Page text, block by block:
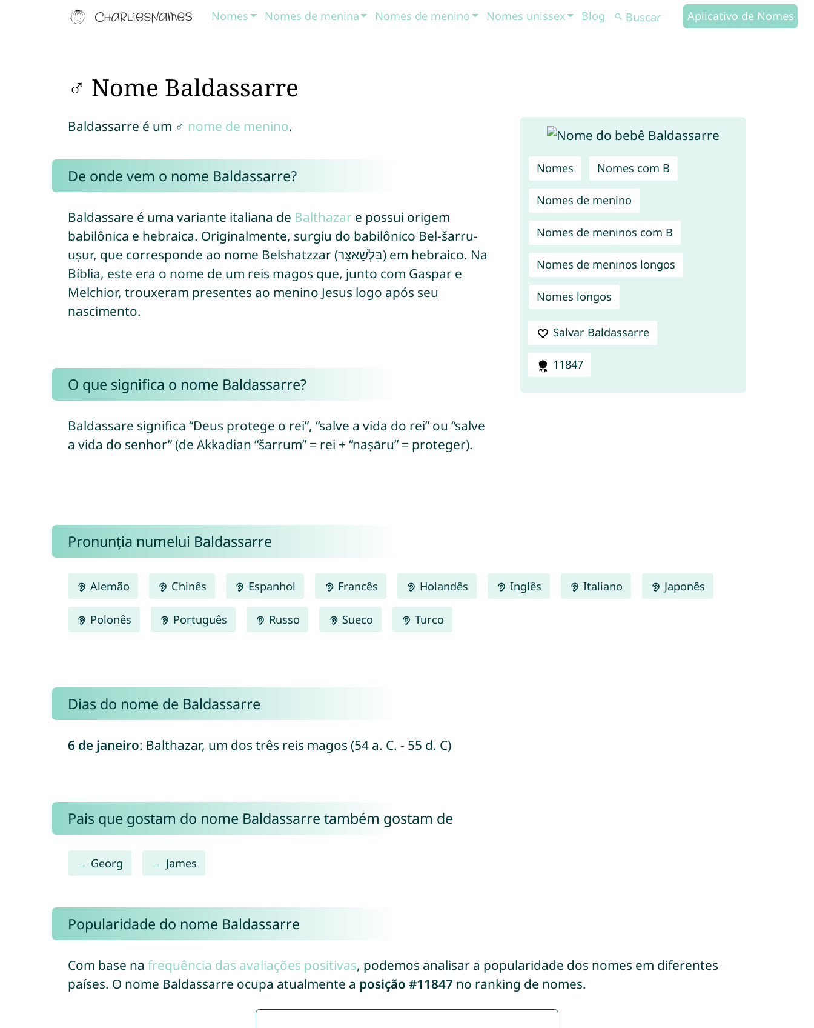
Nomes Nomes de menina Nomes de menino Nomes unissex Blog Aplicativo de Nomes
♂ Nome Baldassarre
Nomes Nomes com B
Nomes de menino
Nomes de meninos com B
Nomes de meninos longos
Nomes longos
Salvar Baldassarre
11847
Baldassarre é um ♂ nome de menino.
De onde vem o nome Baldassarre?
Baldassare é uma variante italiana de Balthazar e possui origem
babilônica e hebraica. Originalmente, surgiu do babilônico Bel-šarru-
uṣur, que corresponde ao nome Belshatzzar (בֵּלְשַׁאצַּר) em hebraico. Na
Bíblia, este era o nome de um reis magos que, junto com Gaspar e
Melchior, trouxeram presentes ao menino Jesus logo após seu
nascimento.
O que significa o nome Baldassarre?
Baldassare significa “Deus protege o rei”, “salve a vida do rei” ou “salve
a vida do senhor” (de Akkadian “šarrum” = rei + “naṣāru” = proteger).
Pronunția numelui Baldassarre
Alemão Chinês Espanhol Francês Holandês Inglês Italiano Japonês
Polonês Português Russo Sueco Turco
Dias do nome de Baldassarre
6 de janeiro: Balthazar, um dos três reis magos (54 a. C. - 55 d. C)
Pais que gostam do nome Baldassarre também gostam de
Georg James
Popularidade do nome Baldassarre
Com base na frequência das avaliações positivas, podemos analisar a popularidade dos nomes em diferentes
países. O nome Baldassarre ocupa atualmente a posição #11847 no ranking de nomes.